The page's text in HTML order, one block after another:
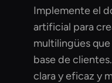
Implemente el
artificial para
multilingües
base de
clara y eficaz y